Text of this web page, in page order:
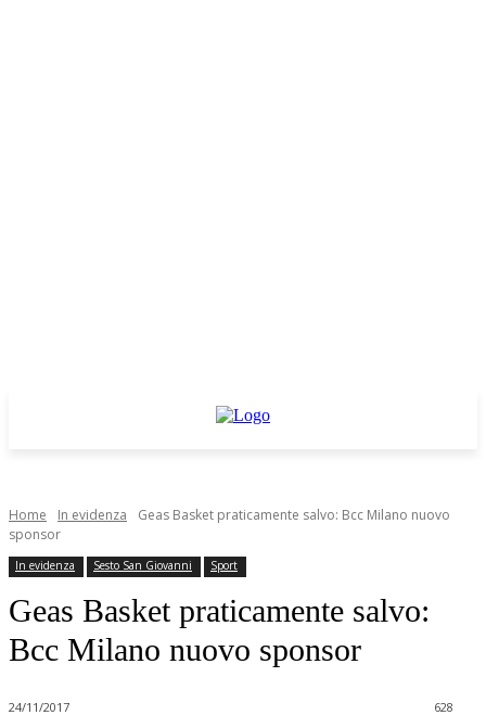
Home In evidenza
Geas Basket praticamente salvo: Bcc Milano nuovo
sponsor
In evidenza Sesto San Giovanni Sport
Geas Basket praticamente salvo:
Bcc Milano nuovo sponsor
24/11/2017 628